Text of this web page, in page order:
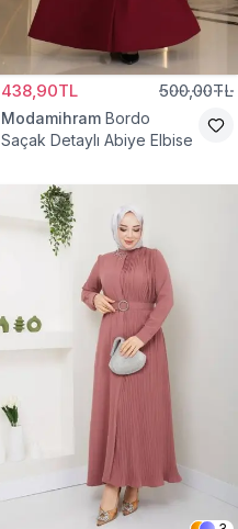
438,90TL 500,00TL
Modamihram Bordo
Saçak Detaylı Abiye Elbise